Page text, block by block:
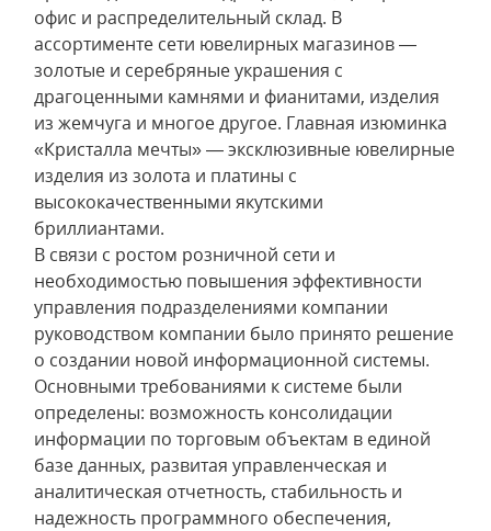
офис и распределительный склад. В
ассортименте сети ювелирных магазинов —
золотые и серебряные украшения с
драгоценными камнями и фианитами, изделия
из жемчуга и многое другое. Главная изюминка
«Кристалла мечты» — эксклюзивные ювелирные
изделия из золота и платины с
высококачественными якутскими
бриллиантами.
В связи с ростом розничной сети и
необходимостью повышения эффективности
управления подразделениями компании
руководством компании было принято решение
о создании новой информационной системы.
Основными требованиями к системе были
определены: возможность консолидации
информации по торговым объектам в единой
базе данных, развитая управленческая и
аналитическая отчетность, стабильность и
надежность программного обеспечения,